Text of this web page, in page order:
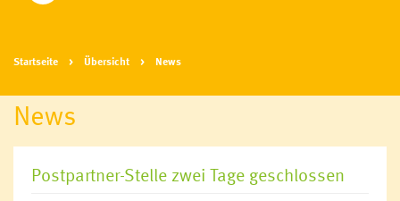
Startseite Übersicht News
News
Postpartner-Stelle zwei Tage geschlossen